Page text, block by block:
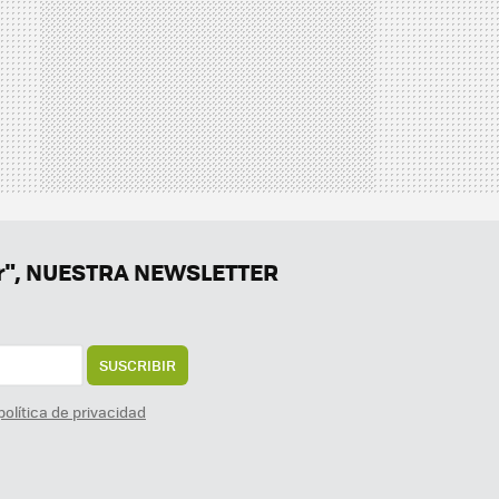
NEWSLETTER
SUSCRIBIR
de privacidad